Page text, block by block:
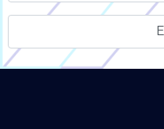
Alternative: